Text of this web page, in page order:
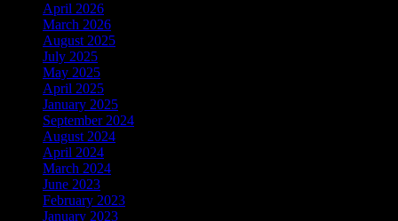
April 2026
March 2026
August 2025
July 2025
May 2025
April 2025
January 2025
September 2024
August 2024
April 2024
March 2024
June 2023
February 2023
January 2023